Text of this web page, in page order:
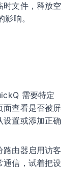
时文件，释放空
响。
需要特定
面查看是否被屏
设置或添加正确
路由器启用访客
通信，试着把设